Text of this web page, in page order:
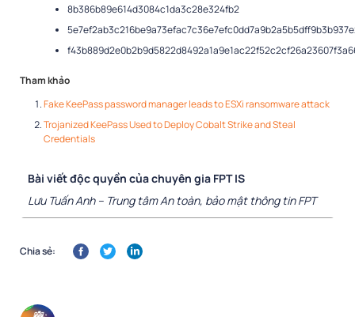
8b386b89e614d3084c1da3c28e324fb2
Tham khảo
Fake KeePass password manager leads to ESXi ransomware attack
Trojanized KeePass Used to Deploy Cobalt Strike and Steal
Credentials
Bài viết độc quyền của chuyên gia FPT IS
Lưu Tuấn Anh – Trung tâm An toàn, bảo mật thông tin FPT
Chia sẻ: